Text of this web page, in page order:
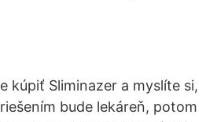
kúpiť Sliminazer a myslíte si,
bude lekáreň, potom